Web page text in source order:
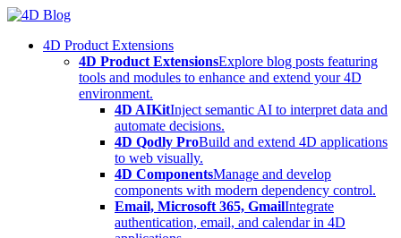
Skip
content4D Product Extensions
4D Product ExtensionsExplore blog posts featuring
tools and modules to enhance and extend your 4D
environment.
4D AIKitInject semantic AI to interpret data and
automate decisions.
4D Qodly ProBuild and extend 4D applications
to web visually.
4D ComponentsManage and develop
components with modern dependency control.
Email, Microsoft 365, GmailIntegrate
authentication, email, and calendar in 4D